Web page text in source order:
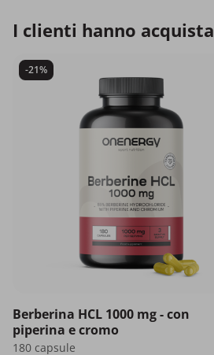
I clienti hanno
-21%
Berberina HCL 1000 mg - con
piperina e cromo
180 capsule